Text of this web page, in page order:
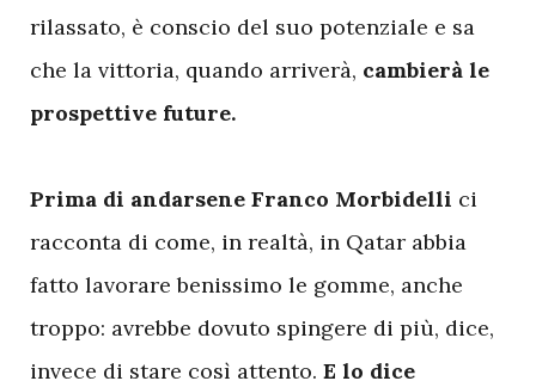
rilassato, è conscio del suo potenziale e sa
che la vittoria, quando arriverà, cambierà le
prospettive future.
Prima di andarsene Franco Morbidelli ci
racconta di come, in realtà, in Qatar abbia
fatto lavorare benissimo le gomme, anche
troppo: avrebbe dovuto spingere di più, dice,
invece di stare così attento. E lo dice